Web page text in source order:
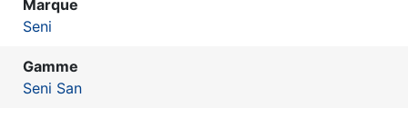
Marque
Seni
Gamme
Seni San